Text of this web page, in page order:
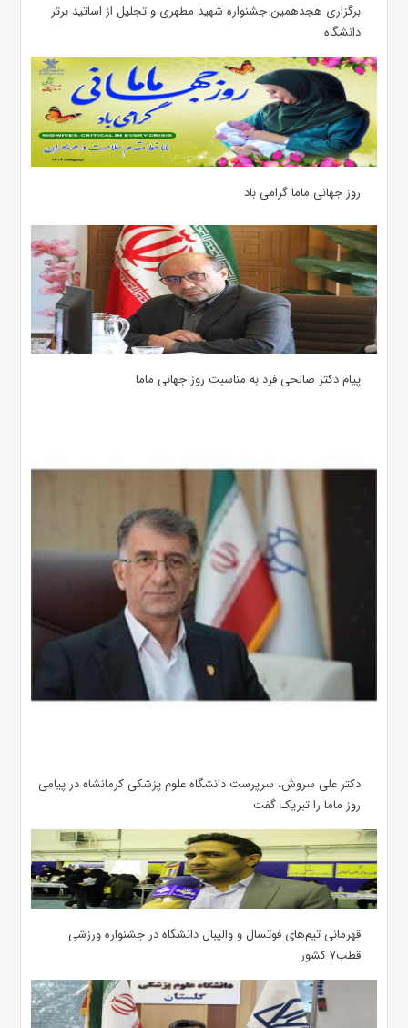
برگزاری هجدهمین جشنواره شهید مطهری و تجلیل از اساتید برتر
دانشگاه
روز جهانی ماما گرامی باد
پیام دکتر صالحی فرد به مناسبت روز جهانی ماما
دکتر علی سروش، سرپرست دانشگاه علوم پزشکی کرمانشاه در پیامی
روز ماما را تبریک گفت
قهرمانی تیم‌های فوتسال و والیبال دانشگاه در جشنواره ورزشی
قطب۷ کشور